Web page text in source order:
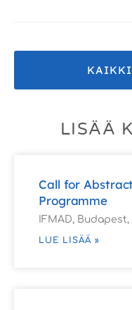
KAIKKI
LISÄÄ
Call for
Programme
IFMAD,
LUE LISÄÄ »